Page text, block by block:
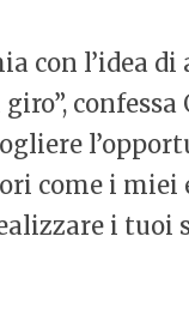
con l’idea
confessa
come i
i tuoi